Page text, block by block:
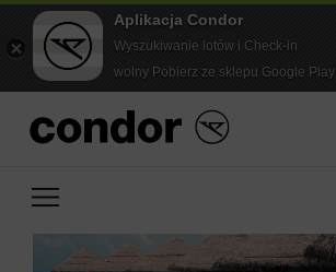
Aplikacja Condor
Wyszukiwanie lotów i Check-in
wolny Pobierz ze sklepu Google Play